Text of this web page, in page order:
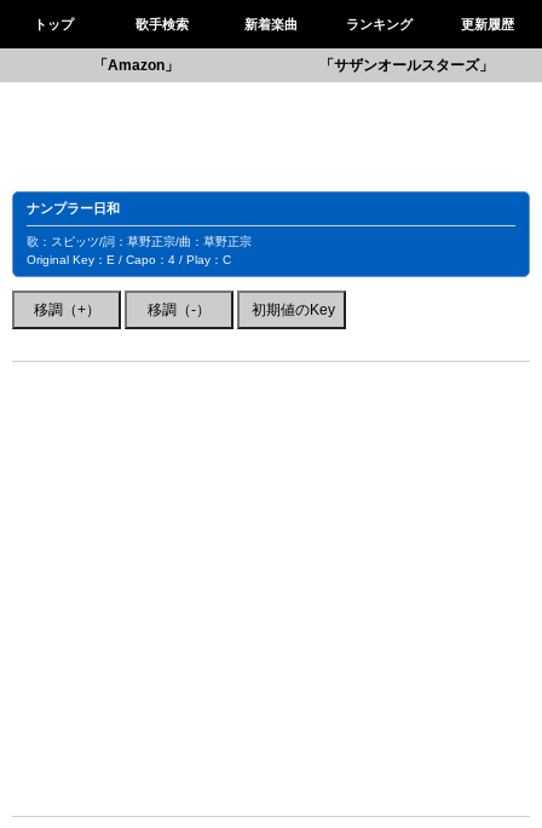
トップ 歌手検索 新着楽曲 ランキング 更新履歴
「Amazon」 「サザンオールスターズ」
ナンプラー日和
歌：スピッツ/詞：草野正宗/曲：草野正宗
Original Key：E / Capo：4 / Play：C